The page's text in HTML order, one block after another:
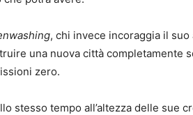
, chi invece incoraggia il suo
una nuova città completamente
zero.
stesso tempo all’altezza delle sue